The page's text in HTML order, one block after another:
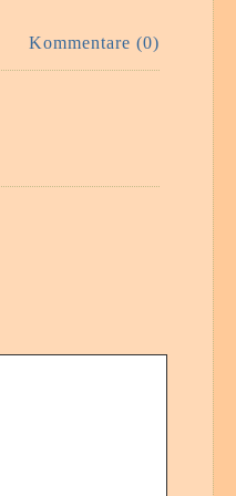
Kommentare (0)